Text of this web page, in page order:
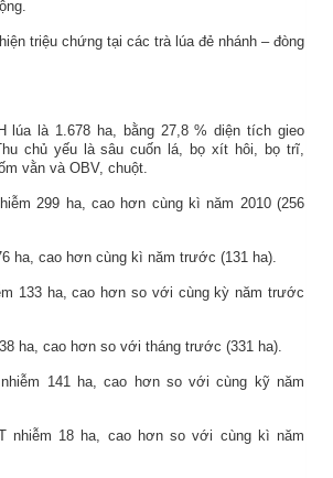
triệu chứng tại các trà lúa đẻ nhánh – đòng
lúa là 1.678 ha, bằng 27,8 % diện tích gieo
chủ yếu là sâu cuốn lá, bọ xít hôi, bọ trĩ,
vằn và OBV, chuột.
299 ha, cao hơn cùng kì năm 2010 (256
ha, cao hơn cùng kì năm trước (131 ha).
133 ha, cao hơn so với cùng kỳ năm trước
ha, cao hơn so với tháng trước (331 ha).
141 ha, cao hơn so với cùng kỹ năm
nhiễm 18 ha, cao hơn so với cùng kì năm